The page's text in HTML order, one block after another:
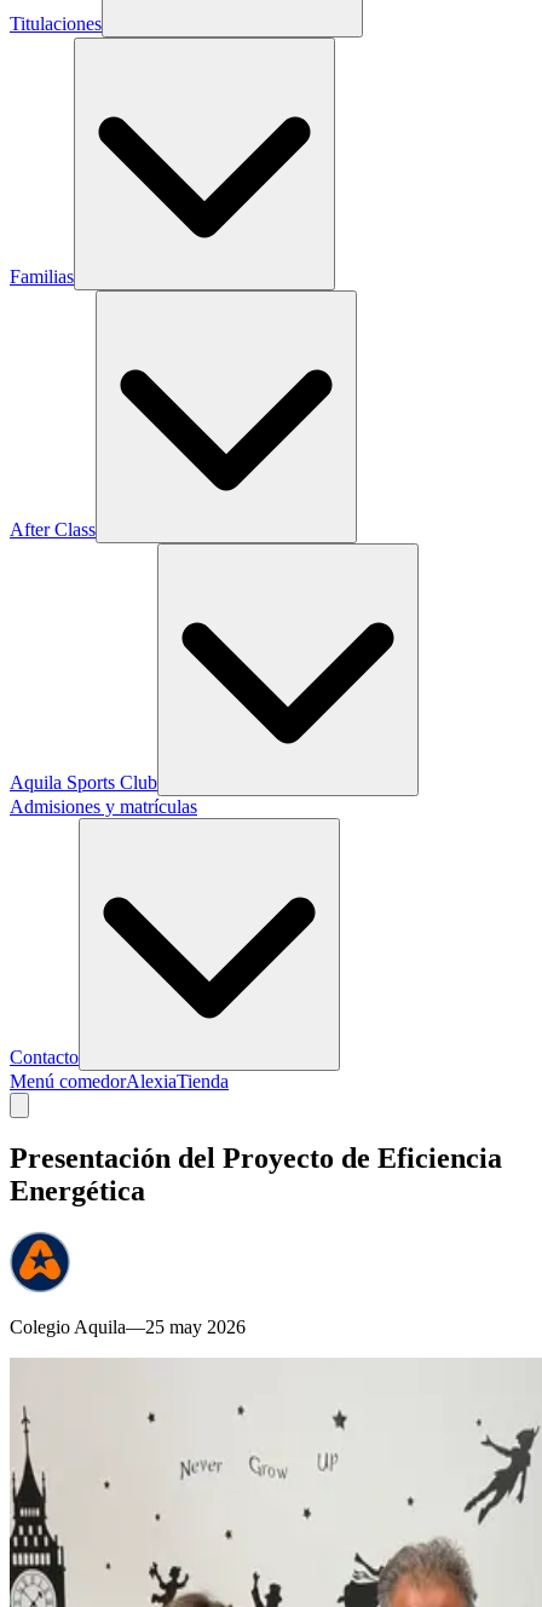
Titulaciones
Familias
After Class
Aquila Sports Club
Admisiones y matrículas
Contacto
Menú comedorAlexiaTienda
Presentación del Proyecto de Eficiencia
Energética
Colegio Aquila—25 may 2026